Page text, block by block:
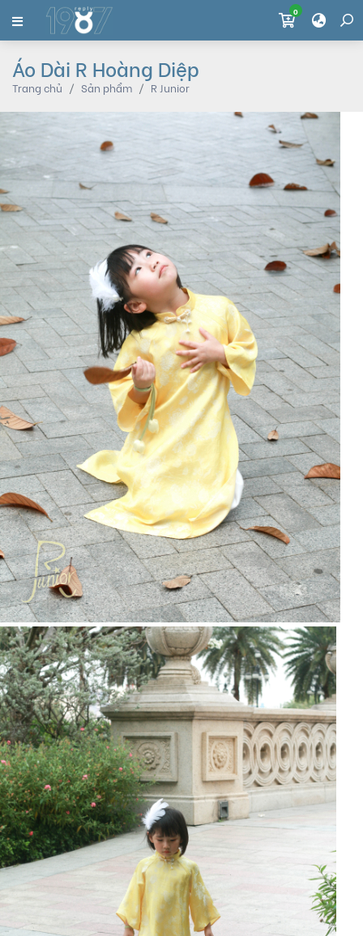
0
Áo Dài R Hoàng Diệp
Trang chủ Sản phẩm R Junior